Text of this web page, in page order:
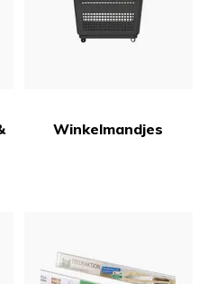
Winkelmandjes